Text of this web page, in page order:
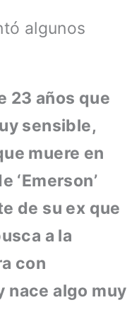
algunos
23 años que
sensible,
muere en
‘Emerson’
de su ex que
a la
con
nace algo muy